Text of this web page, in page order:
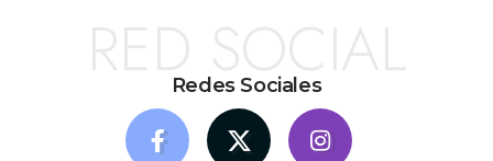
Redes Sociales
RED SOCIAL